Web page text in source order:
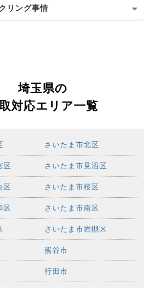
リング事情
埼玉県の
対応エリア一覧
さいたま市北区
区 さいたま市見沼区
区 さいたま市桜区
区 さいたま市南区
さいたま市岩槻区
熊谷市
行田市